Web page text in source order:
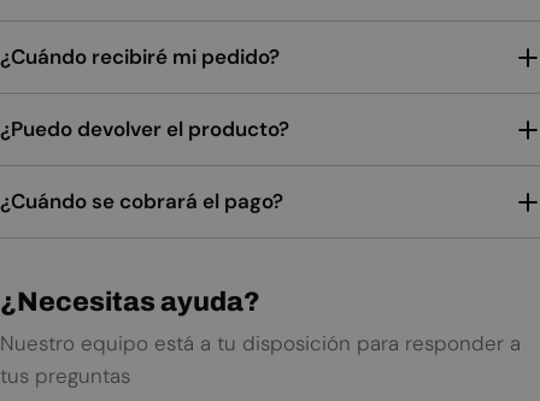
¿Cuándo recibiré mi pedido?
¿Puedo devolver el producto?
¿Cuándo se cobrará el pago?
¿Necesitas ayuda?
Nuestro equipo está a tu disposición para responder a
tus preguntas